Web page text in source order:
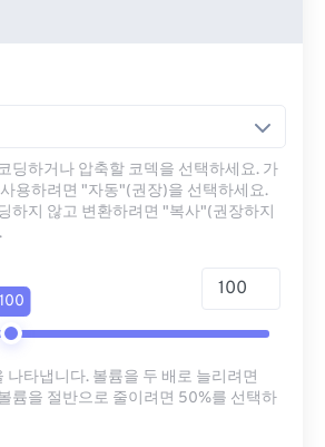
딩하거나 압축할 코덱을 선택하세요. 가
용하려면 "자동"(권장)을 선택하세요.
하지 않고 변환하려면 "복사"(권장하지
100
나타냅니다. 볼륨을 두 배로 늘리려면
륨을 절반으로 줄이려면 50%를 선택하